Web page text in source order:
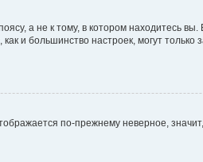
а не к тому, в котором находитесь
и большинство настроек, могут
по-прежнему неверное,